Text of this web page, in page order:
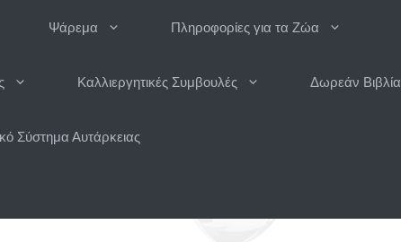
Ψάρεμα Πληροφορίες για τα Ζώα
Καλλιεργητικές Συμβουλές Δωρεάν Βιβλία
Σύστημα Αυτάρκειας